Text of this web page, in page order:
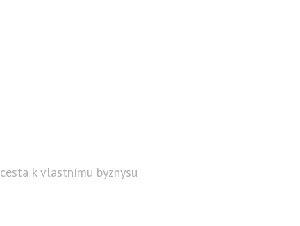
cesta k vlastnímu byznysu